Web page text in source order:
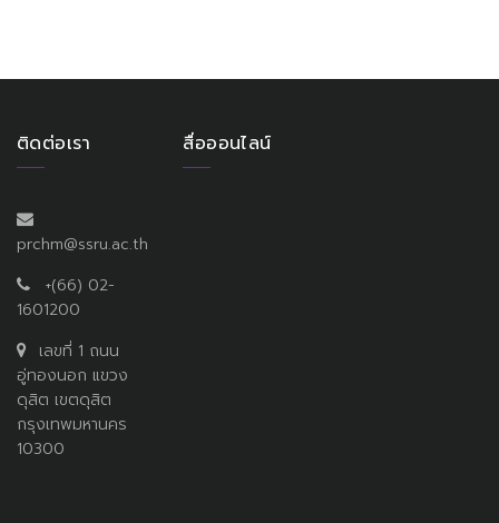
ติดต่อเรา
prchm@ssru.ac.th
+(66) 02-
1601200
เลขที่ 1 ถนน
อู่ทองนอก แขวง
ดุสิต เขตดุสิต
กรุงเทพมหานคร
10300
สื่อออนไลน์